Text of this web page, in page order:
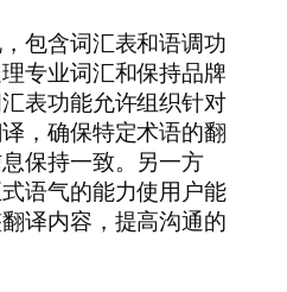
包含词汇表和语调功
专业词汇和保持品牌
表功能允许组织针对
，确保特定术语的翻
保持一致。另一方
语气的能力使用户能
译内容，提高沟通的